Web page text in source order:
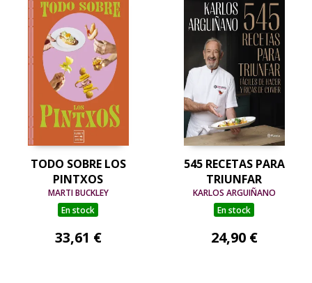
TODO SOBRE LOS
PINTXOS
MARTI BUCKLEY
En stock
33,61 €
545 RECETAS PARA
TRIUNFAR
KARLOS ARGUIÑANO
En stock
24,90 €